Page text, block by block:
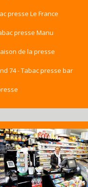
presse Le France
presse Manu
de la presse
74 - Tabac presse bar